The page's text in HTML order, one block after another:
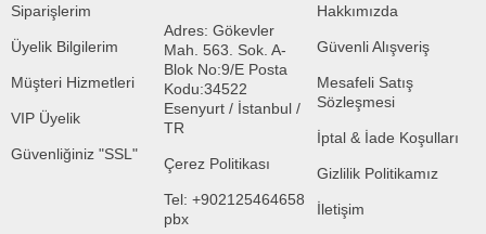
Siparişlerim
Üyelik Bilgilerim
Müşteri Hizmetleri
VIP Üyelik
Güvenliğiniz "SSL"
Adres: Gökevler
Mah. 563. Sok. A-
Blok No:9/E Posta
Kodu:34522
Esenyurt / İstanbul /
TR
Çerez Politikası
Tel: +902125464658
pbx
Hakkımızda
Güvenli Alışveriş
Mesafeli Satış
Sözleşmesi
İptal & İade Koşulları
Gizlilik Politikamız
İletişim